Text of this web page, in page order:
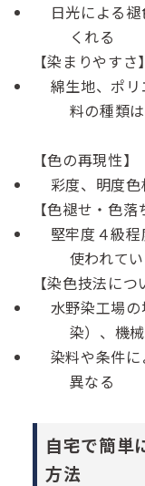
日光による
くれる
【染まりやすさ】
綿生地、ポ
料の種類
【色の再現性】
彩度、明度
【色褪せ・色落
堅牢度４級
使われてい
【染色技法につ
水野染工場
染）、機
染料や条件
異なる
自宅で簡単
方法